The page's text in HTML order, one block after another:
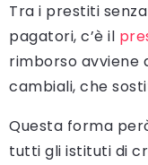
Tra i prestiti
pagatori, c’è il
rimborso avviene
cambiali, che
Questa forma
tutti gli istituti di